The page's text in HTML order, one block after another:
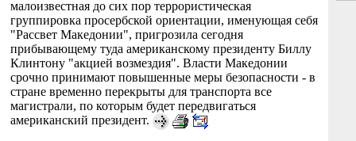
малоизвестная до сих пор террористическая
группировка просербской ориентации, именующая себя
"Рассвет Македонии", пригрозила сегодня
прибывающему туда американскому президенту Биллу
Клинтону "акцией возмездия". Власти Македонии
срочно принимают повышенные меры безопасности - в
стране временно перекрыты для транспорта все
магистрали, по которым будет передвигаться
американский президент.